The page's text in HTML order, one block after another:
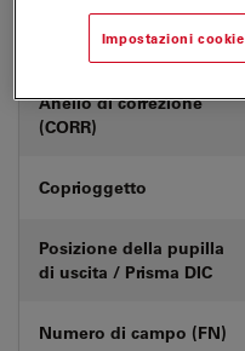
Numero di prodotto
Anello di correzione
(CORR)
Coprioggetto
Posizione della pupilla
di uscita / Prisma DIC
Numero di campo (FN)
Impostazioni cookie